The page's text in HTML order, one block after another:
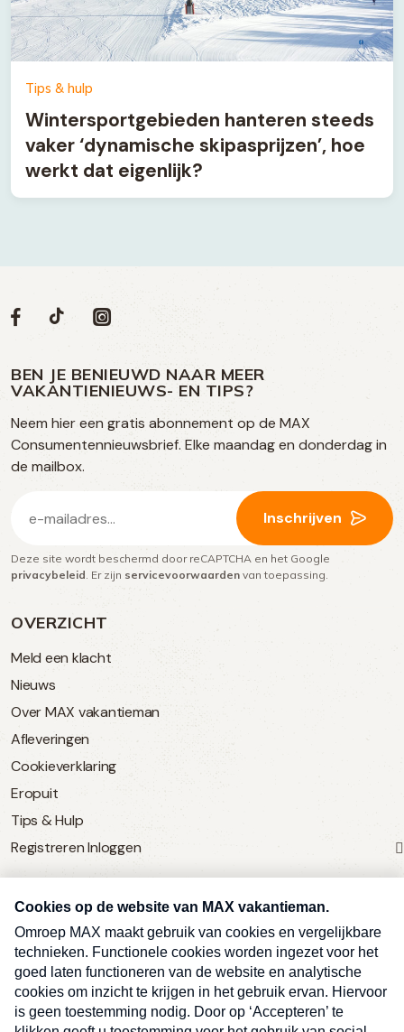
Tips & hulp
Wintersportgebieden hanteren steeds
vaker ‘dynamische skipasprijzen’, hoe
werkt dat eigenlijk?
OVERZICHT
Meld een klacht
Nieuws
Over MAX vakantieman
Afleveringen
Cookieverklaring
Eropuit
Tips & Hulp
Registreren Inloggen
SERVICE
Over Omroep MAX
MAX Vandaag
MAX Meldpunt
Pers
Volg
op
social
media
Social
Volg
op
Facebook
Volg
op
TikTok
Volg
op
Instagram
BEN JE BENIEUWD NAAR MEER
VAKANTIENIEUWS- EN TIPS?
Neem hier een gratis abonnement op de MAX
Consumentennieuwsbrief. Elke maandag en donderdag in
de mailbox.
mailadres
(Vereist)
Inschrijven
Deze site wordt beschermd door reCAPTCHA en het Google
privacybeleid . Er zijn servicevoorwaarden van toepassing.